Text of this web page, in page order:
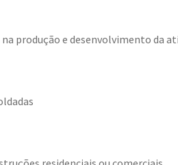
produção e desenvolvimento da